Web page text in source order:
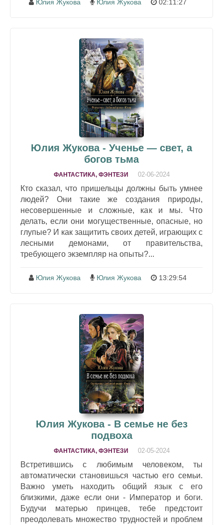
Юлия Жукова Юлия Жукова 02:11:27
Юлия Жукова - Ученье — свет, а
богов тьма
ФАНТАСТИКА, ФЭНТЕЗИ 02-06-2024
Кто сказал, что пришельцы должны быть умнее
людей? Они такие же создания природы,
несовершенные и сложные, как и мы. Что
делать, если они могущественные, опасные, но
глупые? И как защитить своих детей, играющих с
лесными демонами, от правительства,
требующего экземпляр на опыты?...
Юлия Жукова Юлия Жукова 13:29:54
Юлия Жукова - В семье не без
подвоха
ФАНТАСТИКА, ФЭНТЕЗИ 02-05-2024
Встретившись с любимым человеком, ты
автоматически становишься частью его семьи.
Важно уметь находить общий язык с его
близкими, даже если они - Император и боги.
Будучи матерью принцев, тебе предстоит
преодолевать множество трудностей и проблем